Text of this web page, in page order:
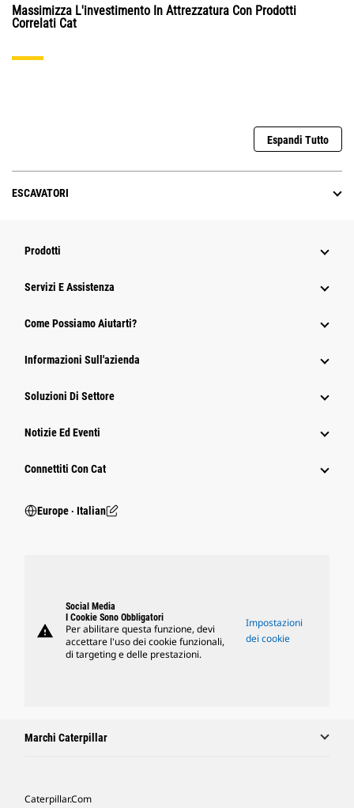
Massimizza L'investimento In Attrezzatura Con Prodotti
Correlati Cat
Espandi Tutto
ESCAVATORI
Prodotti
Servizi E Assistenza
Come Possiamo Aiutarti?
Informazioni Sull'azienda
Soluzioni Di Settore
Notizie Ed Eventi
Connettiti Con Cat
Europe ‧ Italian
warning
Social Media
I Cookie Sono Obbligatori
Per abilitare questa funzione, devi
accettare l'uso dei cookie funzionali,
di targeting e delle prestazioni.
Impostazioni
dei cookie
Marchi Caterpillar
Caterpillar.com